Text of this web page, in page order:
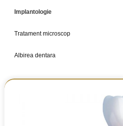
Implantologie
Tratament microscop
Albirea dentara